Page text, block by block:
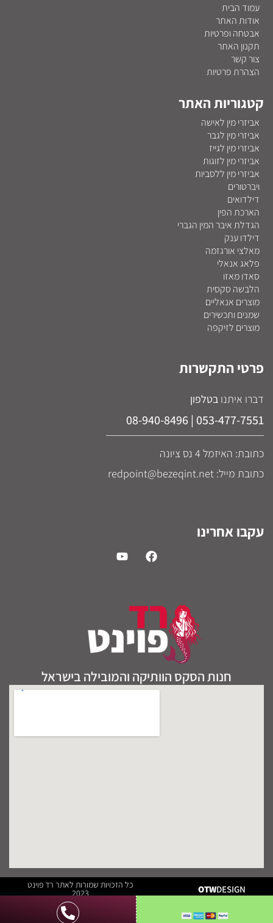
עמוד הבית
אודות האתר
אבטחה ופרטיות
תקנון האתר
צור קשר
הצהרת פרטיות
קטגוריות האתר
אביזרי מין לאישה
אביזרי מין לגבר
אביזרי מין לגייז
אביזרי מין לזוגות
אביזרי מין ללסביות
ויברטורים
דילדואים
הארכת הפין
הגדלת איבר המין הגברי
דילדו ענק
מאלצי אורגזמה
פלאג אנאלי
סאדו מאזו
הלבשה סקסית
מוצרים אנאליים
שמנים ותכשירים
מוצרים לזיקפה
פרטי התקשרות
דברו איתנו בטלפון
053-477-7551 | 08-940-8496
כתובת: האיזמל 4 נס ציונה
כתובת מייל: redpoint@bezeqint.net
עקבו אחרינו
חנות הסקס הוותיקה והמובילה בישראל
OTWDESIGN כל הזכויות שמורות לאתר רד פוינט
2023